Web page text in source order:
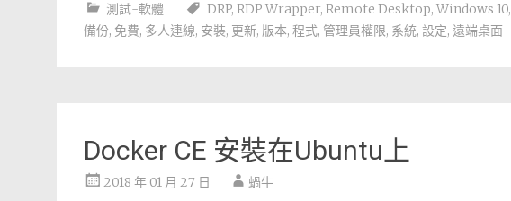
測試-軟體 DRP, RDP Wrapper, Remote Desktop, Windows 10,
備份, 免費, 多人連線, 安裝, 更新, 版本, 程式, 管理員權限, 系統, 設定, 遠端桌面
Docker CE 安裝在Ubuntu上
2018 年 01 月 27 日 蝸牛